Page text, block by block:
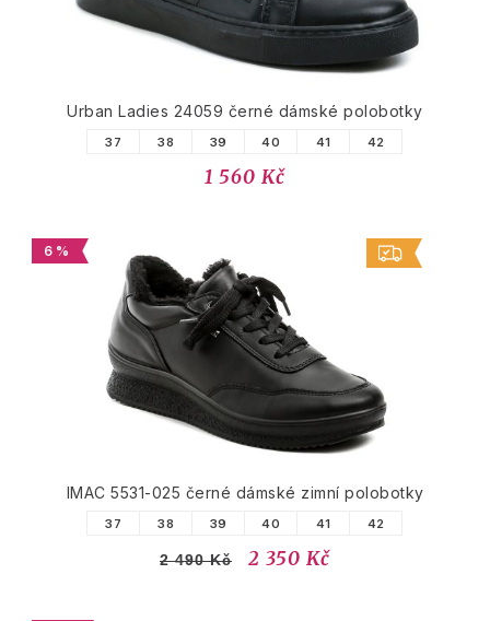
Urban Ladies 24059 černé dámské polobotky
37 38 39 40 41 42
1 560 Kč
6 %
IMAC 5531-025 černé dámské zimní polobotky
37 38 39 40 41 42
2 490 Kč 2 350 Kč